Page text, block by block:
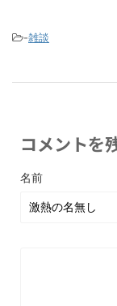
-雑談
コメントを
名前